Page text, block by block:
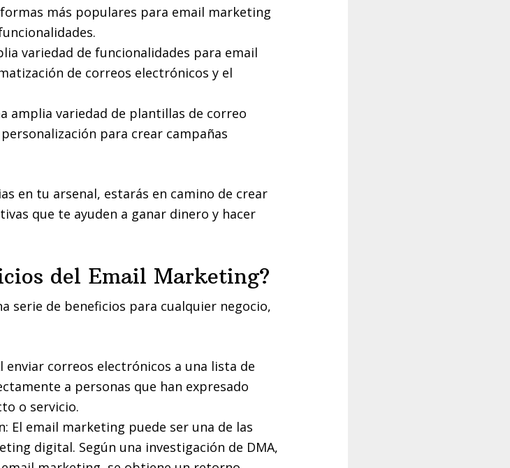
más populares para email marketing
variedad de funcionalidades para email
de correos electrónicos y el
amplia variedad de plantillas de correo
para crear campañas
en tu arsenal, estarás en camino de crear
que te ayuden a ganar dinero y hacer
del Email Marketing?
serie de beneficios para cualquier negocio,
correos electrónicos a una lista de
a personas que han expresado
o servicio.
El email marketing puede ser una de las
digital. Según una investigación de DMA,